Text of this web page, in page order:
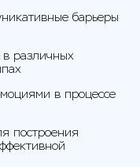
барьеры
в различных
в процессе
построения